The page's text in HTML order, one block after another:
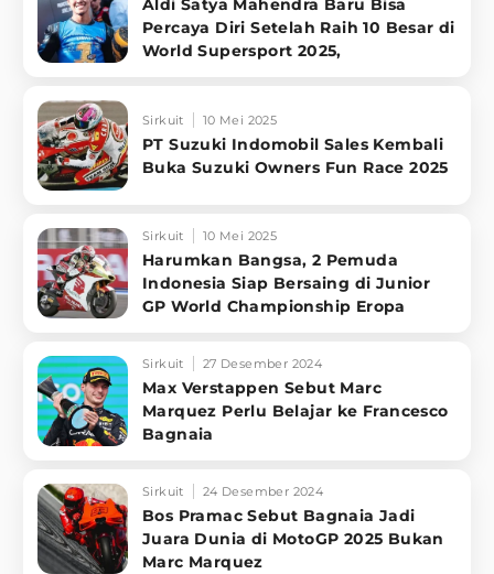
Aldi Satya Mahendra Baru Bisa
Percaya Diri Setelah Raih 10 Besar di
World Supersport 2025,
Sirkuit 10 Mei 2025
PT Suzuki Indomobil Sales Kembali
Buka Suzuki Owners Fun Race 2025
Sirkuit 10 Mei 2025
Harumkan Bangsa, 2 Pemuda
Indonesia Siap Bersaing di Junior
GP World Championship Eropa
Sirkuit 27 Desember 2024
Max Verstappen Sebut Marc
Marquez Perlu Belajar ke Francesco
Bagnaia
Sirkuit 24 Desember 2024
Bos Pramac Sebut Bagnaia Jadi
Juara Dunia di MotoGP 2025 Bukan
Marc Marquez